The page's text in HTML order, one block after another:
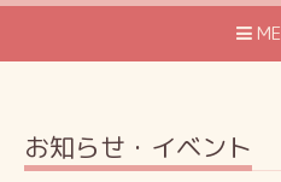
お知らせ・イベント